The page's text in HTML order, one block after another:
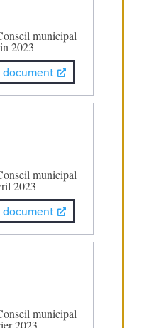
municipal
2023
document
municipal
2023
document
municipal
2023